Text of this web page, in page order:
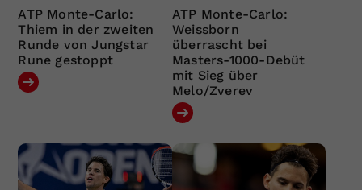
ATP Monte-Carlo:
Thiem in der zweiten
Runde von Jungstar
Rune gestoppt
ATP Monte-Carlo:
Weissborn
überrascht bei
Masters-1000-Debüt
mit Sieg über
Melo/Zverev